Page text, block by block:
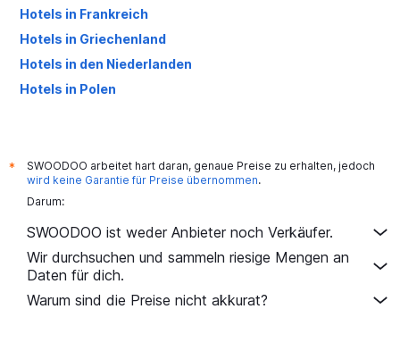
Hotels in Frankreich
Hotels in Griechenland
Hotels in den Niederlanden
Hotels in Polen
*
SWOODOO arbeitet hart daran, genaue Preise zu erhalten, jedoch
wird keine Garantie für Preise übernommen.
Darum:
SWOODOO ist weder Anbieter noch Verkäufer.
Wir durchsuchen und sammeln riesige Mengen an
Daten für dich.
Warum sind die Preise nicht akkurat?